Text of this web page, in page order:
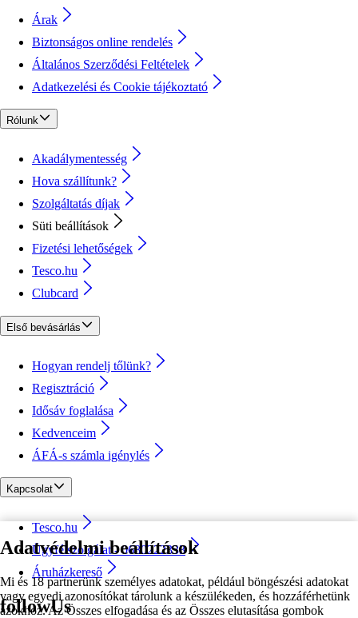
Adatvédelmi beállítások
Mi és 18 partnerünk személyes adatokat, például böngészési adatokat
vagy egyedi azonosítókat tárolunk a készülékeden, és hozzáférhetünk
azokhoz. Az Összes elfogadása és az Összes elutasítása gombok
Árak
Biztonságos online rendelés
Általános Szerződési Feltételek
Adatkezelési és Cookie tájékoztató
Rólunk
Akadálymentesség
Hova szállítunk?
Szolgáltatás díjak
Süti beállítások
Fizetési lehetőségek
Tesco.hu
Clubcard
Első bevásárlás
Hogyan rendelj tőlünk?
Regisztráció
Idősáv foglalása
Kedvenceim
ÁFÁ-s számla igénylés
Kapcsolat
Tesco.hu
Ügyfélszolgálat - 0680222333
Áruházkereső
followUs